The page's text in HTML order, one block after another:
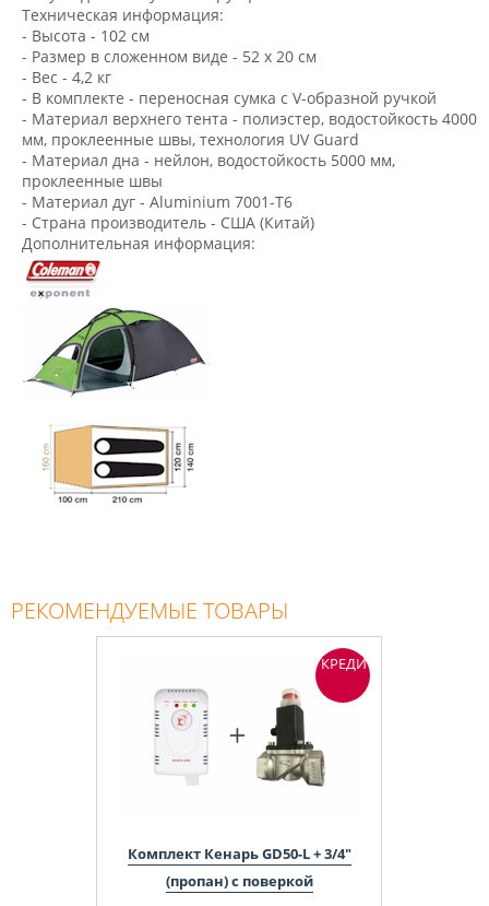
Техническая информация:
- Высота - 102 см
- Размер в сложенном виде - 52 х 20 см
- Вес - 4,2 кг
- В комплекте - переносная сумка с V-образной ручкой
- Материал верхнего тента - полиэстер, водостойкость 4000
мм, проклеенные швы, технология UV Guard
- Материал дна - нейлон, водостойкость 5000 мм,
проклеенные швы
- Материал дуг - Aluminium 7001-T6
- Страна производитель - США (Китай)
Дополнительная информация:
РЕКОМЕНДУЕМЫЕ ТОВАРЫ
Комплект Кенарь GD50-L + 3/4"
(пропан) с поверкой
КРЕДИТ